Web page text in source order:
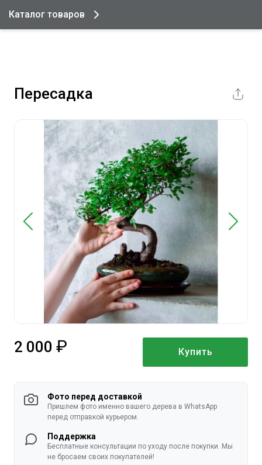
Каталог товаров
Пересадка
2 000 Купить
Фото перед доставкой
Пришлем фото именно вашего дерева в WhatsApp
перед отправкой курьером.
Поддержка
Бесплатные консультации по уходу после покупки. Мы
не бросаем своих покупателей!